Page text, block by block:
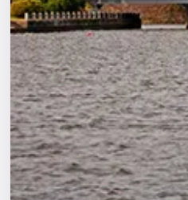
Артисты
Рейтинги